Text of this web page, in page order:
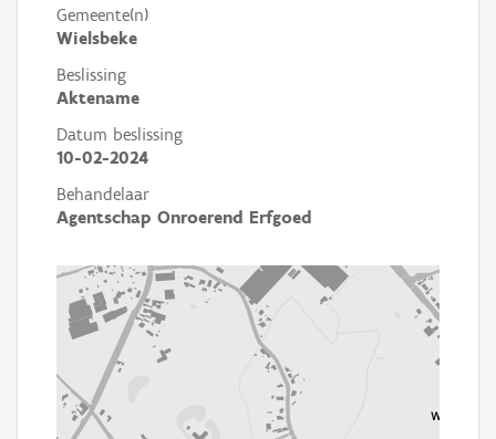
Gemeente(n)
Wielsbeke
Beslissing
Aktename
Datum beslissing
10-02-2024
Behandelaar
Agentschap Onroerend Erfgoed